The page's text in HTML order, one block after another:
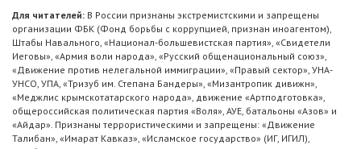
Для читателей: В России признаны экстремистскими и запрещены
организации ФБК (Фонд борьбы с коррупцией, признан иноагентом),
Штабы Навального, «Национал-большевистская партия», «Свидетели
Иеговы», «Армия воли народа», «Русский общенациональный союз»,
«Движение против нелегальной иммиграции», «Правый сектор», УНА-
УНСО, УПА, «Тризуб им. Степана Бандеры», «Мизантропик дивижн»,
«Меджлис крымскотатарского народа», движение «Артподготовка»,
общероссийская политическая партия «Воля», АУЕ, батальоны «Азов» и
«Айдар». Признаны террористическими и запрещены: «Движение
Талибан», «Имарат Кавказ», «Исламское государство» (ИГ, ИГИЛ),